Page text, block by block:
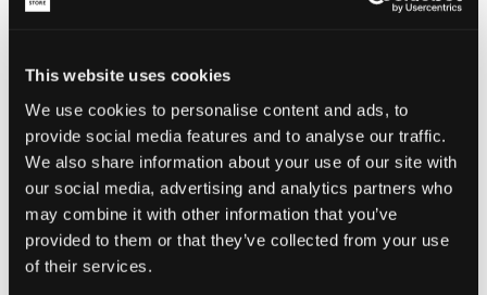
This website uses cookies
We use cookies to personalise content and ads, to
provide social media features and to analyse our traffic.
We also share information about your use of our site with
our social media, advertising and analytics partners who
may combine it with other information that you’ve
provided to them or that they’ve collected from your use
of their services.
Liten Riktig
STØRRELSESTABELL
VELG EN STØRRELSE
Rask levering
Fri frakt over 999 kr